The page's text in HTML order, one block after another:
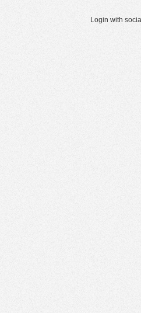
Login with